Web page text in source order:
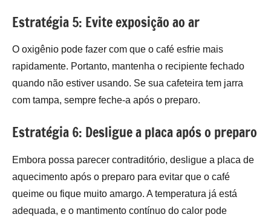
Estratégia 5: Evite exposição ao ar
O oxigênio pode fazer com que o café esfrie mais
rapidamente. Portanto, mantenha o recipiente fechado
quando não estiver usando. Se sua cafeteira tem jarra
com tampa, sempre feche-a após o preparo.
Estratégia 6: Desligue a placa após o preparo
Embora possa parecer contraditório, desligue a placa de
aquecimento após o preparo para evitar que o café
queime ou fique muito amargo. A temperatura já está
adequada, e o mantimento contínuo do calor pode